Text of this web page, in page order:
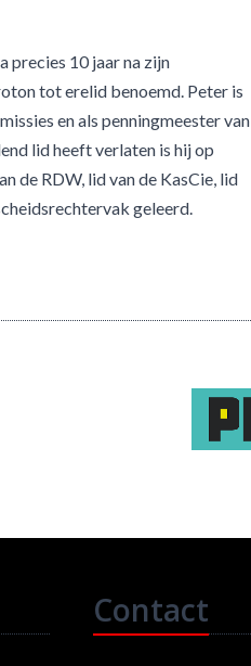
precies 10 jaar na zijn
tot erelid benoemd. Peter is
en als penningmeester van
lid heeft verlaten is hij op
de RDW, lid van de KasCie, lid
geleerd.
Contact